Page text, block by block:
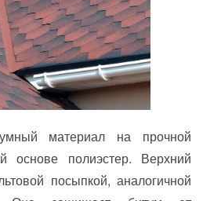
материал на прочной
основе полиэстер. Верхний
посыпкой, аналогичной